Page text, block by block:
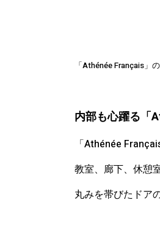
「Athénée Français」
内部も心躍る「
「Athénée
教室、廊下、休憩
丸みを帯びたドア